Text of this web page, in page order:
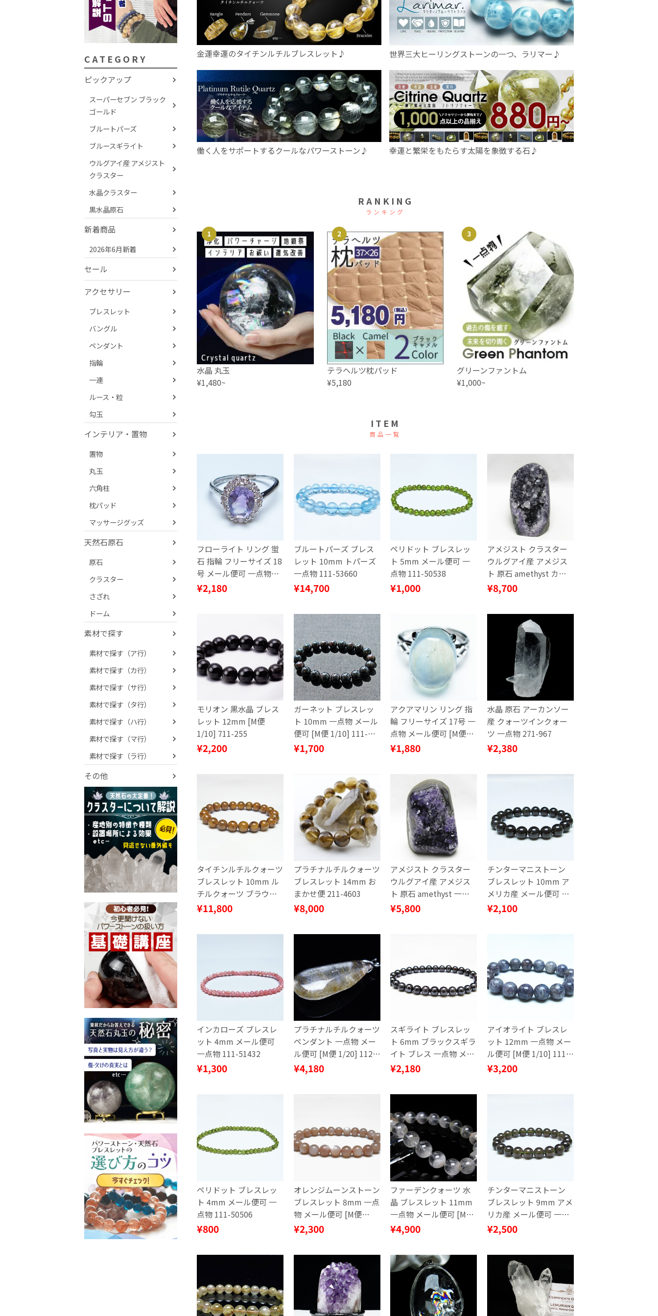
CATEGORY
ピックアップ
スーパーセブン ブラック
ゴールド
ブルートパーズ
ブルースギライト
ウルグアイ産 アメジスト
クラスター
水晶クラスター
黒水晶原石
新着商品
2026年6月新着
セール
アクセサリー
ブレスレット
バングル
ペンダント
指輪
一連
ルース・粒
勾玉
インテリア・置物
置物
丸玉
六角柱
枕パッド
マッサージグッズ
天然石原石
原石
クラスター
さざれ
ドーム
素材で探す
素材で探す（ア行）
素材で探す（カ行）
素材で探す（サ行）
素材で探す（タ行）
素材で探す（ハ行）
素材で探す（マ行）
素材で探す（ラ行）
その他
金運幸運のタイチンルチルブレスレット♪ 世界三大ヒーリングストーンの一つ、ラリマー♪
働く人をサポートするクールなパワーストーン♪ 幸運と繁栄をもたらす太陽を象徴する石♪
RANKING
ランキング
1
水晶 丸玉
¥1,480~
2
テラヘルツ枕パッド
¥5,180
3
グリーンファントム
¥1,000~
ITEM
商品一覧
フローライト リング 蛍
石 指輪 フリーサイズ 18
号 メール便可 一点物
115-7459
¥2,180
ブルートパーズ ブレス
レット 10mm トパーズ
一点物 111-53660
¥14,700
ペリドット ブレスレッ
ト 5mm メール便可 一
点物 111-50538
¥1,000
アメジスト クラスター
ウルグアイ産 アメジス
ト 原石 amethyst カル
サイト付き 一点物 182-
8992
¥8,700
モリオン 黒水晶 ブレス
レット 12mm [M便
1/10] 711-255
¥2,200
ガーネット ブレスレッ
ト 10mm 一点物 メール
便可 [M便 1/10] 111-
41402
¥1,700
アクアマリン リング 指
輪 フリーサイズ 17号 一
点物 メール便可 [M便
1/20] 115-6518
¥1,880
水晶 原石 アーカンソー
産 クォーツインクォー
ツ 一点物 271-967
¥2,380
タイチンルチルクォーツ
ブレスレット 10mm ル
チルクォーツ ブラウン
ゴールド 111-53814
¥11,800
プラチナルチルクォーツ
ブレスレット 14mm お
まかせ便 211-4603
¥8,000
アメジスト クラスター
ウルグアイ産 アメジス
ト 原石 amethyst 一点
物 182-8957
¥5,800
チンターマニストーン
ブレスレット 10mm ア
メリカ産 メール便可 一
点物 111-51962
¥2,100
インカローズ ブレスレ
ット 4mm メール便可
一点物 111-51432
¥1,300
プラチナルチルクォーツ
ペンダント 一点物 メー
ル便可 [M便 1/20] 112-
13139
¥4,180
スギライト ブレスレッ
ト 6mm ブラックスギラ
イト ブレス 一点物 メー
ル便可 [M便 1/10] 111-
¥2,180
アイオライト ブレスレ
ット 12mm 一点物 メー
ル便可 [M便 1/10] 111-
38705
¥3,200
ペリドット ブレスレッ
ト 4mm メール便可 一
点物 111-50506
¥800
オレンジムーンストーン
ブレスレット 8mm 一点
物 メール便可 [M便
1/10] 111-48612
¥2,300
ファーデンクォーツ 水
晶 ブレスレット 11mm
一点物 メール便可 [M便
1/10] 111-22478
¥4,900
チンターマニストーン
ブレスレット 9mm アメ
リカ産 メール便可 一点
物 111-52050
¥2,500